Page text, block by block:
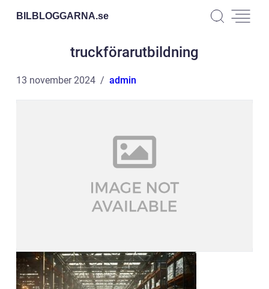
BILBLOGGARNA.se
truckförarutbildning
13 november 2024 admin